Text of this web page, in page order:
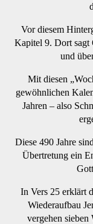
Vor diesem
Kapitel 9. Dort sagt
und
Mit diesen
gewöhnlichen
Jahren – also
Diese 490 Jahre
Übertretung ein
In Vers 25 erklärt
Wiederaufbau
vergehen